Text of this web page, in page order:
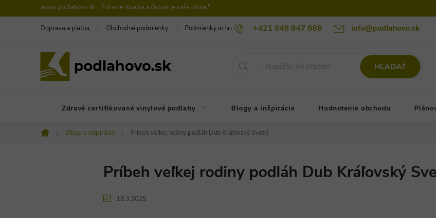
na
www.podlahovo.sk ,, Zdravie, kvalita a čistota je vaša istota "
+421 948 847 888 info@podlahovo.sk
Doprava a platba Obchodné podmienky Podmienky ochrany osobných údajov podlahovo.sk Reklamačné podmienky
HĽADAŤ
Zdravé certifikované vinylové podlahy Blogy a inšpirácie Hodnotenie obchodu
Domov
Blogy a inšpirácie Príbeh veľkej rodiny podláh Dub Kráľovský Svetlý
Príbeh veľkej rodiny podláh Dub Kráľovský
18.3.2025